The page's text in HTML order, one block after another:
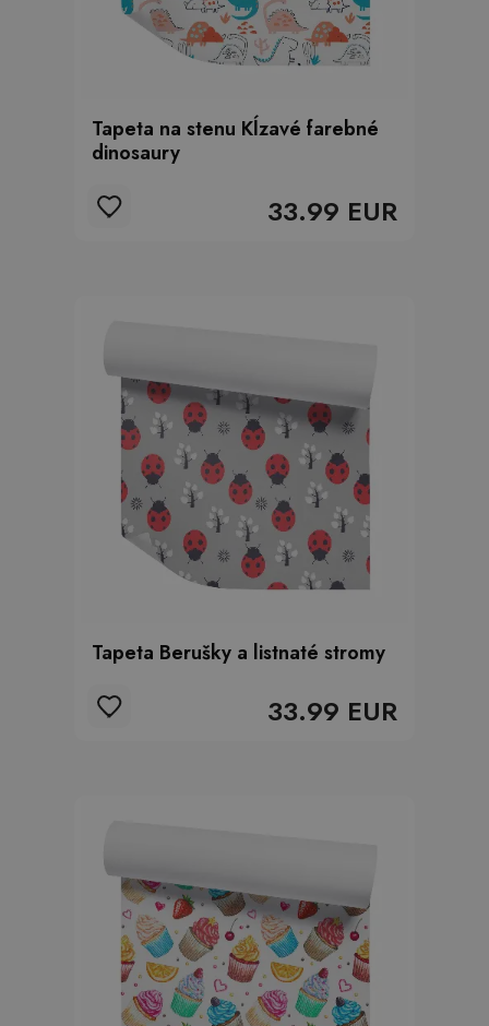
Tapeta na stenu Kĺzavé farebné
dinosaury
33.99 EUR
Tapeta Berušky a listnaté stromy
33.99 EUR